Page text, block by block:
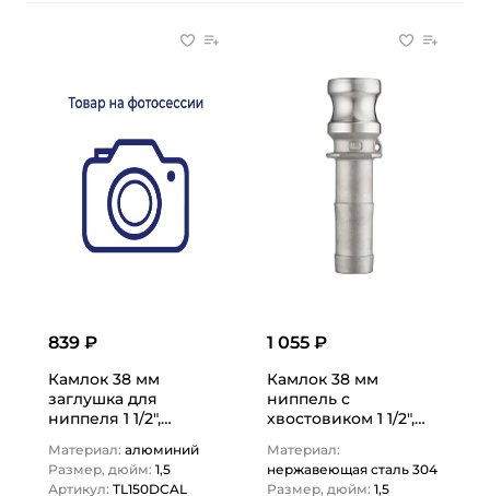
839 ₽
Камлок 38 мм
заглушка для
ниппеля 1 1/2",
LOCK
Материал: алюминий
Размер, дюйм: 1,5
Артикул: TL150DCAL
1 055 ₽
Камлок 38 мм
ниппель с
хвостовиком 1 1/2",
TITAN LOCK
Материал:
нержавеющая сталь 304
Размер, дюйм: 1,5